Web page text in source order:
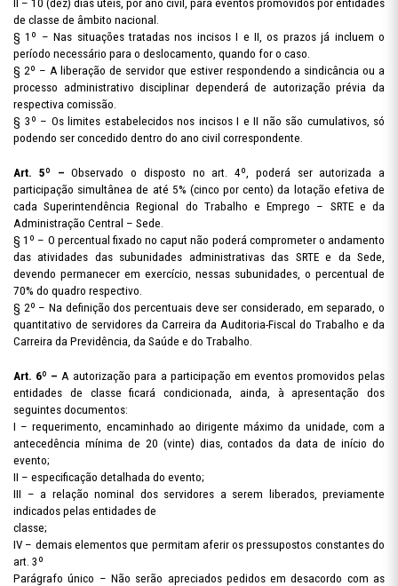
II – 10 (dez) dias úteis, por ano civil, para eventos promovidos por entidades
de classe de âmbito nacional.
§ 1º – Nas situações tratadas nos incisos I e II, os prazos já incluem o
período necessário para o deslocamento, quando for o caso.
§ 2º – A liberação de servidor que estiver respondendo a sindicância ou a
processo administrativo disciplinar dependerá de autorização prévia da
respectiva comissão.
§ 3º – Os limites estabelecidos nos incisos I e II não são cumulativos, só
podendo ser concedido dentro do ano civil correspondente.
Art. 5º – Observado o disposto no art. 4º, poderá ser autorizada a
participação simultânea de até 5% (cinco por cento) da lotação efetiva de
cada Superintendência Regional do Trabalho e Emprego – SRTE e da
Administração Central – Sede.
§ 1º – O percentual fixado no caput não poderá comprometer o andamento
das atividades das subunidades administrativas das SRTE e da Sede,
devendo permanecer em exercício, nessas subunidades, o percentual de
70% do quadro respectivo.
§ 2º – Na definição dos percentuais deve ser considerado, em separado, o
quantitativo de servidores da Carreira da Auditoria-Fiscal do Trabalho e da
Carreira da Previdência, da Saúde e do Trabalho.
Art. 6º – A autorização para a participação em eventos promovidos pelas
entidades de classe ficará condicionada, ainda, à apresentação dos
seguintes documentos:
I – requerimento, encaminhado ao dirigente máximo da unidade, com a
antecedência mínima de 20 (vinte) dias, contados da data de início do
evento;
II – especificação detalhada do evento;
III – a relação nominal dos servidores a serem liberados, previamente
indicados pelas entidades de
classe;
IV – demais elementos que permitam aferir os pressupostos constantes do
art. 3º
Parágrafo único – Não serão apreciados pedidos em desacordo com as